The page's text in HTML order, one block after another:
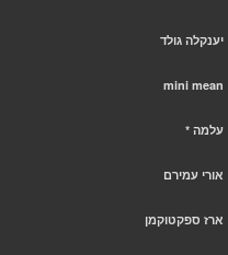
יענקלה גולד
mini mean
עלמה *
אורי עמירם
ארז ספקטוקמן